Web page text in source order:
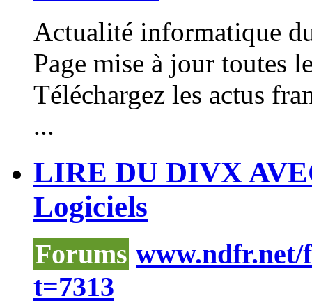
Actualité informatique
Page mise à jour toutes
Téléchargez les actus
...
LIRE DU DIVX
Logiciels
Forums www.ndfr.net/
t=7313